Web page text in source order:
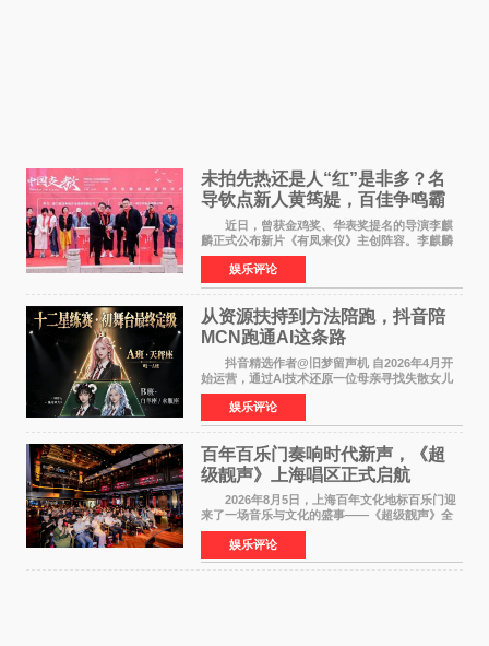
未拍先热还是人“红”是非多？名
导钦点新人黄筠媞，百佳争鸣霸
气回应
近日，曾获金鸡奖、华表奖提名的导演李麒
麟正式公布新片《有凤来仪》主创阵容。李麒麟
早年凭电影《华容道》获得金鸡奖、华表奖提
名，此后长期参与国内外电影制作，其担任制片
人参与的作品亦曾
娱乐评论
从资源扶持到方法陪跑，抖音陪
MCN跑通AI这条路
抖音精选作者@旧梦留声机 自2026年4月开
始运营，通过AI技术还原一位母亲寻找失散女儿
的故事，凭借强情感表达获得大量用户关注，发
布仅21小时便获得超1亿曝光、超1000万互动。
此后，账号持续沿
娱乐评论
百年百乐门奏响时代新声，《超
级靓声》上海唱区正式启航
2026年8月5日，上海百年文化地标百乐门迎
来了一场音乐与文化的盛事——《超级靓声》全
国励志音乐公益节目上海唱区新闻发布会暨启动
仪式在此隆重举行。各界领导、嘉宾与媒体朋友
齐聚一堂，共同
娱乐评论